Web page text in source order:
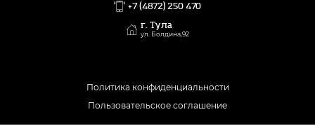
+7 (4872) 250 470
г. Тула
ул. Болдина,92
Политика конфиденциальности
Пользовательское соглашение